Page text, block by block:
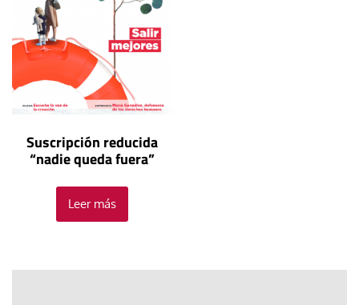
Suscripción reducida
“nadie queda fuera”
Leer más